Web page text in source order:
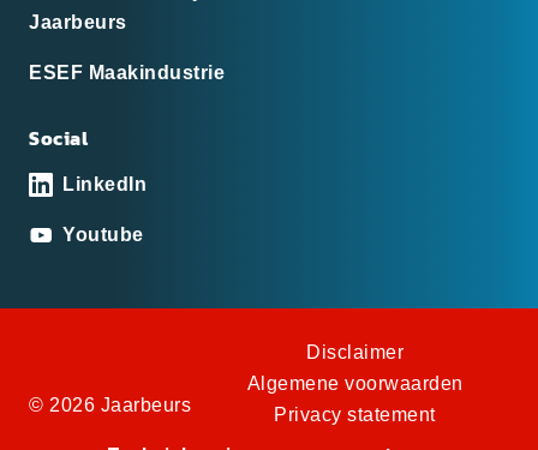
Jaarbeurs
ESEF Maakindustrie
Social
LinkedIn
Youtube
© 2026 Jaarbeurs
Disclaimer
Algemene voorwaarden
Privacy statement